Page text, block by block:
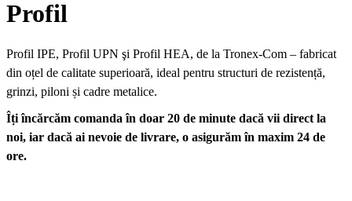
Profil
Profil IPE, Profil UPN şi Profil HEA, de la Tronex-Com – fabricat
din oțel de calitate superioară, ideal pentru structuri de rezistență,
grinzi, piloni și cadre metalice.
Îți încărcăm comanda în doar 20 de minute dacă vii direct la
noi, iar dacă ai nevoie de livrare, o asigurăm în maxim 24 de
ore.